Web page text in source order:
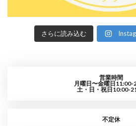
さらに読み込む
営業時間
月曜日〜金曜日11:00-
土・日・祝日10:00-
不定休